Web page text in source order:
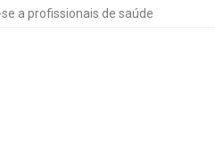
a profissionais de saúde